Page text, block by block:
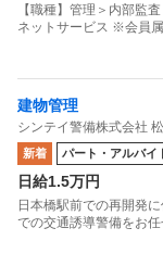
【職種】管理＞内部監
ネットサービス ※会員
建物管理
シンテイ警備株式会社
新着 パート・アルバイ
日給1.5万円
日本橋駅前での再開発
での交通誘導警備をお任